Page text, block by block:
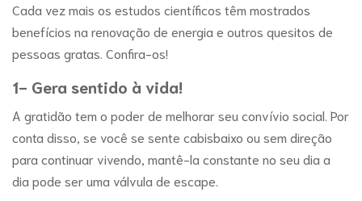
Cada vez mais os estudos científicos têm mostrados
benefícios na renovação de energia e outros quesitos de
pessoas gratas. Confira-os!
1- Gera sentido à vida!
A gratidão tem o poder de melhorar seu convívio social. Por
conta disso, se você se sente cabisbaixo ou sem direção
para continuar vivendo, mantê-la constante no seu dia a
dia pode ser uma válvula de escape.